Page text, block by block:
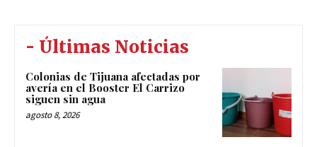
- Últimas Noticias
Colonias de Tijuana afectadas por
avería en el Booster El Carrizo
siguen sin agua
agosto 8, 2026